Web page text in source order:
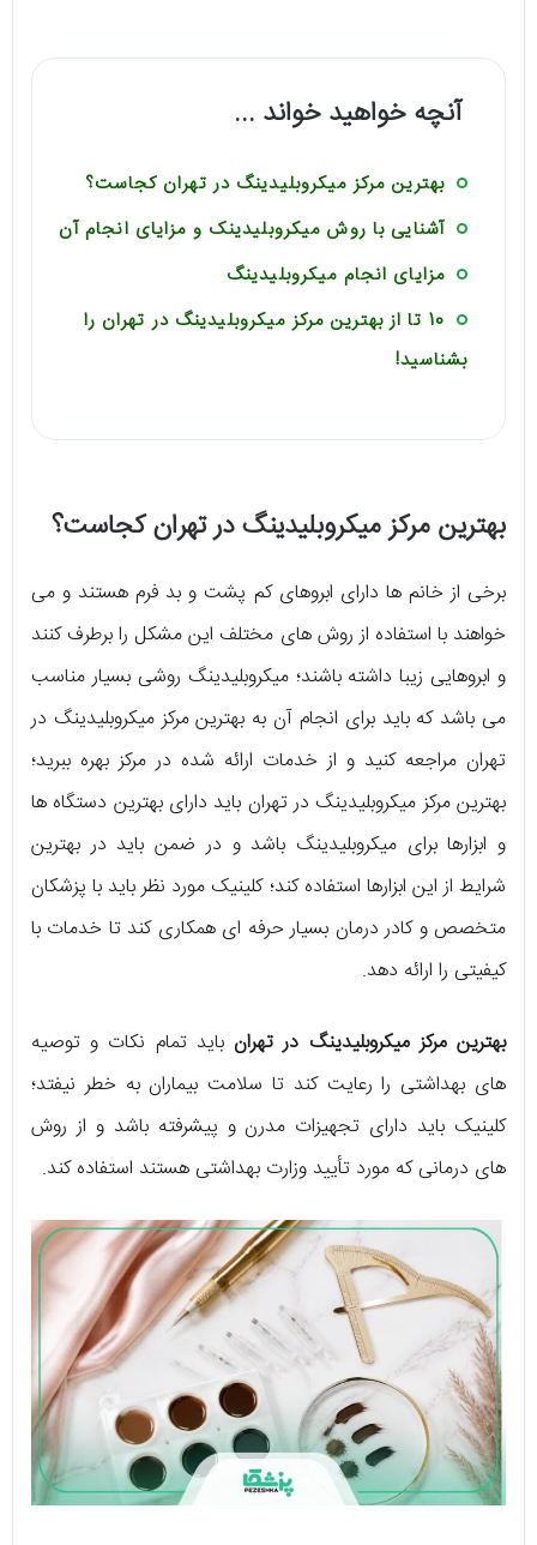
آنچه خواهید خواند ...
بهترین مرکز میکروبلیدینگ در تهران کجاست؟
آشنایی با روش میکروبلیدینک و مزایای انجام آن
مزایای انجام میکروبلیدینگ
10 تا از بهترین مرکز میکروبلیدینگ در تهران را
بشناسید!
بهترین مرکز میکروبلیدینگ در تهران کجاست؟
برخی از خانم ها دارای ابروهای کم پشت و بد فرم هستند و می
خواهند با استفاده از روش های مختلف این مشکل را برطرف کنند
و ابروهایی زیبا داشته باشند؛ میکروبلیدینگ روشی بسیار مناسب
می باشد که باید برای انجام آن به بهترین مرکز میکروبلیدینگ در
تهران مراجعه کنید و از خدمات ارائه شده در مرکز بهره ببرید؛
بهترین مرکز میکروبلیدینگ در تهران باید دارای بهترین دستگاه ها
و ابزارها برای میکروبلیدینگ باشد و در ضمن باید در بهترین
شرایط از این ابزارها استفاده کند؛ کلینیک مورد نظر باید با پزشکان
متخصص و کادر درمان بسیار حرفه ای همکاری کند تا خدمات با
کیفیتی را ارائه دهد.
بهترین مرکز میکروبلیدینگ در تهرانباید تمام نکات و توصیه
های بهداشتی را رعایت کند تا سلامت بیماران به خطر نیفتد؛
کلینیک باید دارای تجهیزات مدرن و پیشرفته باشد و از روش
های درمانی که مورد تأیید وزارت بهداشتی هستند استفاده کند.